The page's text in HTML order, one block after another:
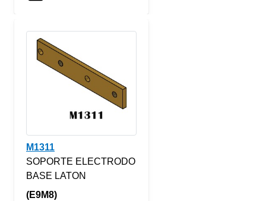
M1311
SOPORTE ELECTRODO
BASE LATON
(E9M8)